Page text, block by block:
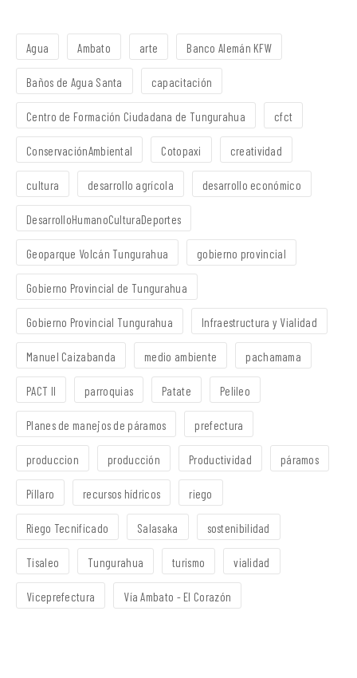
Agua Ambato arte Banco Alemán KFW
Baños de Agua Santa capacitación
Centro de Formación Ciudadana de Tungurahua cfct
ConservaciónAmbiental Cotopaxi creatividad
cultura desarrollo agrícola desarrollo económico
DesarrolloHumanoCulturaDeportes
Geoparque Volcán Tungurahua gobierno provincial
Gobierno Provincial de Tungurahua
Gobierno Provincial Tungurahua Infraestructura y Vialidad
Manuel Caizabanda medio ambiente pachamama
PACT II parroquias Patate Pelileo
Planes de manejos de páramos prefectura
produccion producción Productividad páramos
Píllaro recursos hídricos riego
Riego Tecnificado Salasaka sostenibilidad
Tisaleo Tungurahua turismo vialidad
Viceprefectura Vía Ambato - El Corazón